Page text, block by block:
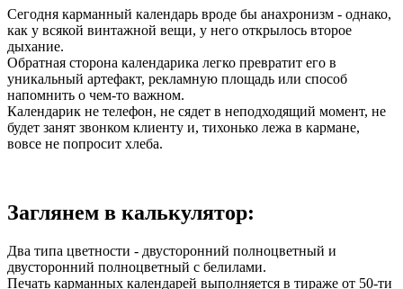
Сегодня карманный календарь вроде бы анахронизм - однако,
как у всякой винтажной вещи, у него открылось второе
дыхание.
Обратная сторона календарика легко превратит его в
уникальный артефакт, рекламную площадь или способ
напомнить о чем-то важном.
Календарик не телефон, не сядет в неподходящий момент, не
будет занят звонком клиенту и, тихонько лежа в кармане,
вовсе не попросит хлеба.
Заглянем в калькулятор:
Два типа цветности - двусторонний полноцветный и
двусторонний полноцветный с белилами.
Печать карманных календарей выполняется в тираже от 50-ти